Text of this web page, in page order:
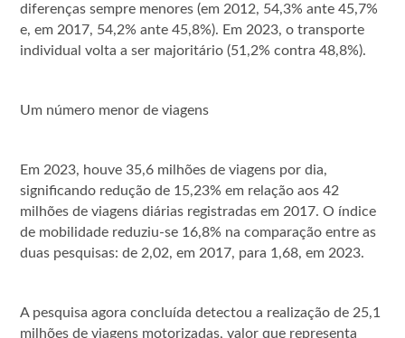
diferenças sempre menores (em 2012, 54,3% ante 45,7%
e, em 2017, 54,2% ante 45,8%). Em 2023, o transporte
individual volta a ser majoritário (51,2% contra 48,8%).
Um número menor de viagens
Em 2023, houve 35,6 milhões de viagens por dia,
significando redução de 15,23% em relação aos 42
milhões de viagens diárias registradas em 2017. O índice
de mobilidade reduziu-se 16,8% na comparação entre as
duas pesquisas: de 2,02, em 2017, para 1,68, em 2023.
A pesquisa agora concluída detectou a realização de 25,1
milhões de viagens motorizadas, valor que representa